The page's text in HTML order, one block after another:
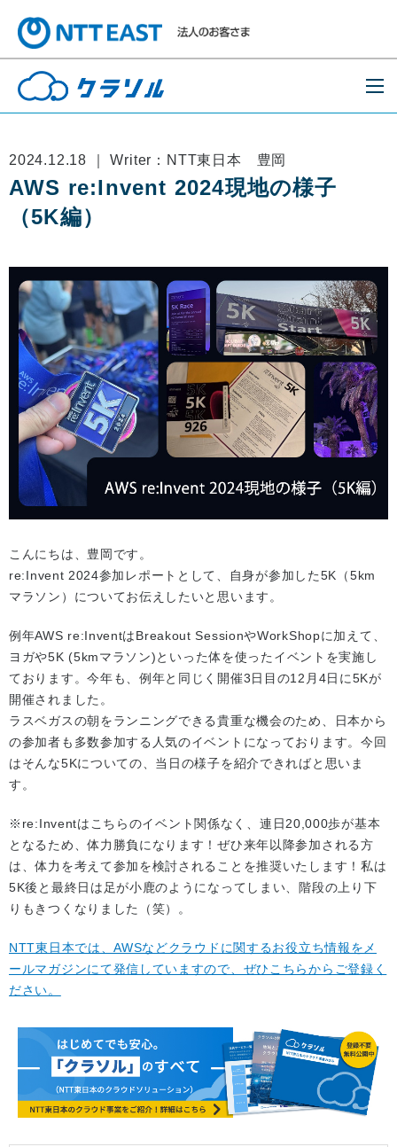
2024.12.18 ｜ Writer：NTT東日本 豊岡
AWS re:Invent 2024現地の様子
（5K編）
こんにちは、豊岡です。
re:Invent 2024参加レポートとして、自身が参加した5K（5km
マラソン）についてお伝えしたいと思います。
例年AWS re:InventはBreakout SessionやWorkShopに加えて、
ヨガや5K (5kmマラソン)といった体を使ったイベントを実施し
ております。今年も、例年と同じく開催3日目の12月4日に5Kが
開催されました。
ラスベガスの朝をランニングできる貴重な機会のため、日本から
の参加者も多数参加する人気のイベントになっております。今回
はそんな5Kについての、当日の様子を紹介できればと思いま
す。
※re:Inventはこちらのイベント関係なく、連日20,000歩が基本
となるため、体力勝負になります！ぜひ来年以降参加される方
は、体力を考えて参加を検討されることを推奨いたします！私は
5K後と最終日は足が小鹿のようになってしまい、階段の上り下
りもきつくなりました（笑）。
NTT東日本では、AWSなどクラウドに関するお役立ち情報をメ
ールマガジンにて発信していますので、ぜひこちらからご登録く
ださい。